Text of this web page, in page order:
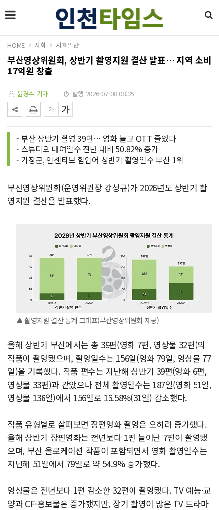
HOME 사회 사회일반
부산영상위원회, 상반기 촬영지원 결산 발표… 지역 소비
17억원 창출
윤경수 기자 발행 2026-07-08 08:25
- 부산 상반기 촬영 39편… 영화 늘고 OTT 줄었다
- 스튜디오 대여일수 전년 대비 50.82% 증가
- 기장군, 인센티브 힘입어 상반기 촬영일수 부산 1위
부산영상위원회(운영위원장 강성규)가 2026년도 상반기 촬
영지원 결산을 발표했다.
▲ 촬영지원 결산 통계 그래프(부산영상위원회 제공)
올해 상반기 부산에서는 총 39편(영화 7편, 영상물 32편)의
작품이 촬영됐으며, 촬영일수는 156일(영화 79일, 영상물 77
일)을 기록했다. 작품 편수는 지난해 상반기 39편(영화 6편,
영상물 33편)과 같았으나 전체 촬영일수는 187일(영화 51일,
영상물 136일)에서 156일로 16.58%(31일) 감소했다.
작품 유형별로 살펴보면 장편영화 촬영은 오히려 증가했다.
올해 상반기 장편영화는 전년보다 1편 늘어난 7편이 촬영됐
으며, 부산 올로케이션 작품이 포함되면서 영화 촬영일수는
지난해 51일에서 79일로 약 54.9% 증가했다.
영상물은 전년보다 1편 감소한 32편이 촬영됐다. TV 예능·교
양과 CF·홍보물은 증가했지만, 장기 촬영이 많은 TV 드라마